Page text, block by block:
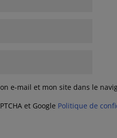
e-mail et mon site dans le
et Google Politique de